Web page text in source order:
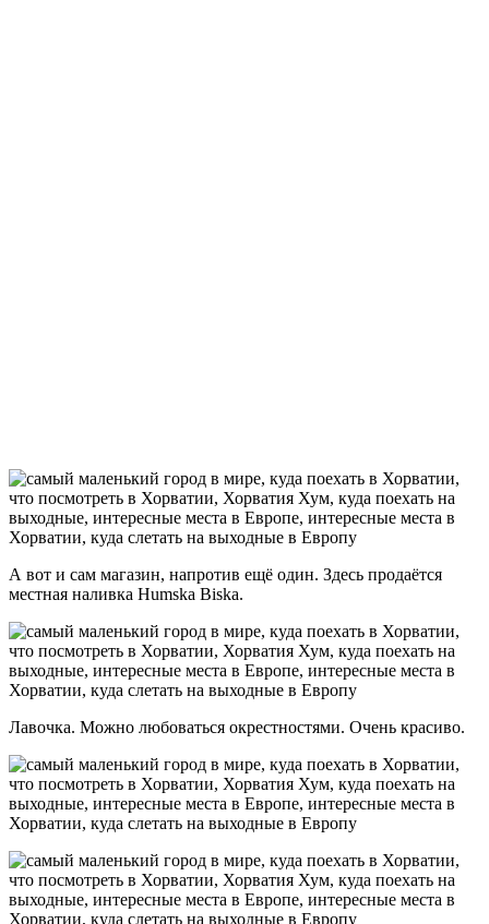
А вот и сам магазин, напротив ещё один. Здесь продаётся
местная наливка Humska Biskа.
Лавочка. Можно любоваться окрестностями. Очень красиво.